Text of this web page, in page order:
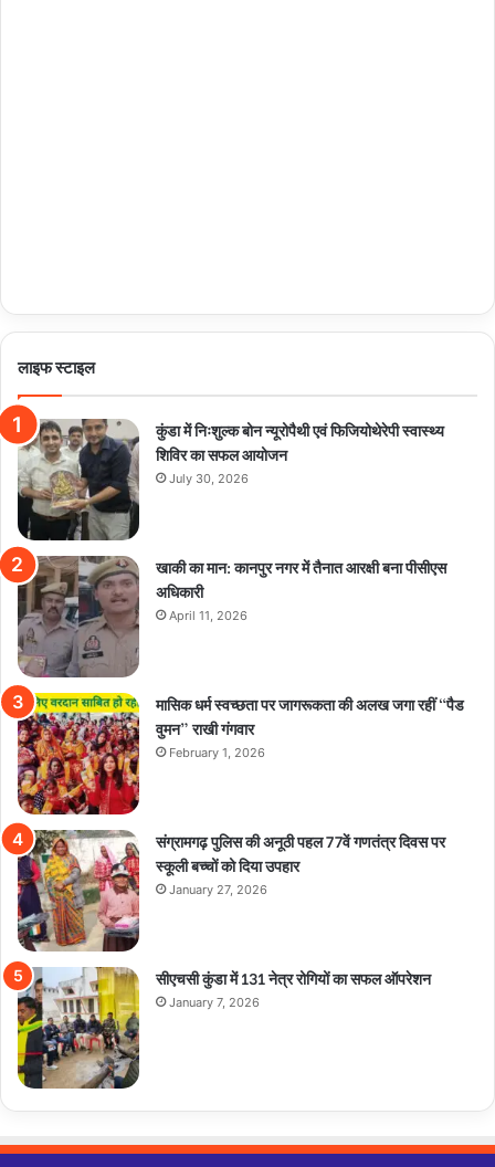
लाइफ स्टाइल
कुंडा में निःशुल्क बोन न्यूरोपैथी एवं फिजियोथेरेपी स्वास्थ्य
शिविर का सफल आयोजन
July 30, 2026
खाकी का मान: कानपुर नगर में तैनात आरक्षी बना पीसीएस
अधिकारी
April 11, 2026
मासिक धर्म स्वच्छता पर जागरूकता की अलख जगा रहीं “पैड
वुमन” राखी गंगवार
February 1, 2026
संग्रामगढ़ पुलिस की अनूठी पहल 77वें गणतंत्र दिवस पर
स्कूली बच्चों को दिया उपहार
January 27, 2026
सीएचसी कुंडा में 131 नेत्र रोगियों का सफल ऑपरेशन
January 7, 2026